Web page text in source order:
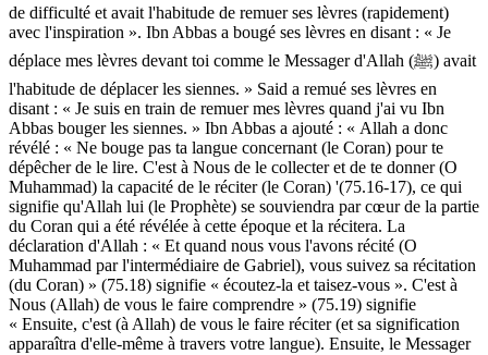
de difficulté et avait l'habitude de remuer ses lèvres (rapidement)
avec l'inspiration ». Ibn Abbas a bougé ses lèvres en disant : « Je
déplace mes lèvres devant toi comme le Messager d'Allah (ﷺ) avait
l'habitude de déplacer les siennes. » Said a remué ses lèvres en
disant : « Je suis en train de remuer mes lèvres quand j'ai vu Ibn
Abbas bouger les siennes. » Ibn Abbas a ajouté : « Allah a donc
révélé : « Ne bouge pas ta langue concernant (le Coran) pour te
dépêcher de le lire. C'est à Nous de le collecter et de te donner (O
Muhammad) la capacité de le réciter (le Coran) '(75.16-17), ce qui
signifie qu'Allah lui (le Prophète) se souviendra par cœur de la partie
du Coran qui a été révélée à cette époque et la récitera. La
déclaration d'Allah : « Et quand nous vous l'avons récité (O
Muhammad par l'intermédiaire de Gabriel), vous suivez sa récitation
(du Coran) » (75.18) signifie « écoutez-la et taisez-vous ». C'est à
Nous (Allah) de vous le faire comprendre » (75.19) signifie
« Ensuite, c'est (à Allah) de vous le faire réciter (et sa signification
apparaîtra d'elle-même à travers votre langue). Ensuite, le Messager